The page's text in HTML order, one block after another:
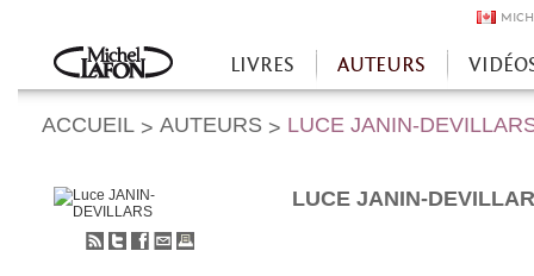
Accueil
LIVRES AUTEURS
ACCUEIL > AUTEURS > LUCE JANIN-
LUCE JANIN-